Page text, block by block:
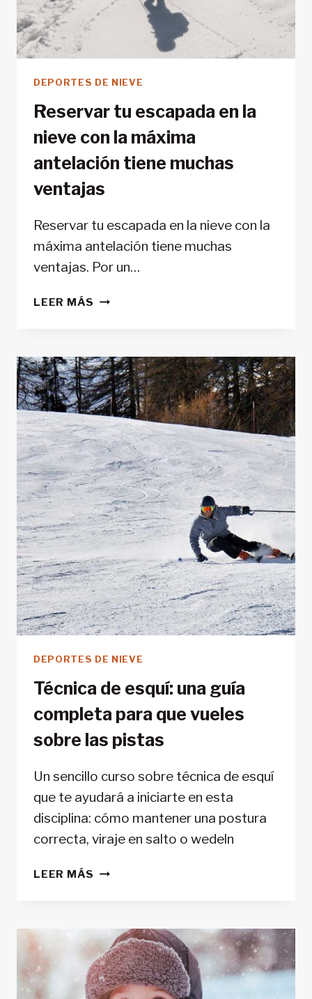
DEPORTES DE NIEVE
Reservar tu escapada en la
nieve con la máxima
antelación tiene muchas
ventajas
Reservar tu escapada en la nieve con la
máxima antelación tiene muchas
ventajas. Por un…
LEER MÁS RESERVAR
LA
NIEVE
CON
LA
MÁXIMA
ANTELACIÓN
TIENE
MUCHAS
VENTAJAS
DEPORTES DE NIEVE
Técnica de esquí: una guía
completa para que vueles
sobre las pistas
Un sencillo curso sobre técnica de esquí
que te ayudará a iniciarte en esta
disciplina: cómo mantener una postura
correcta, viraje en salto o wedeln
LEER MÁS TÉCNICA
GUÍA
COMPLETA
PARA
QUE